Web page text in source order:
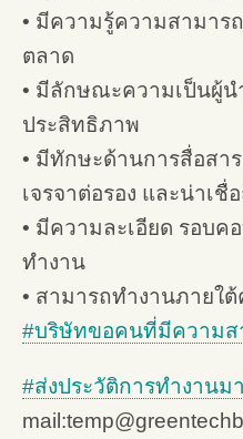
• มีความรู้ความสามาร
ตลาด
• มีลักษณะความเป็นผู้น
ประสิทธิภาพ
• มีทักษะด้านการสื่อสา
เจรจาต่อรอง และน่าเชื่
• มีความละเอียด รอบค
ทำงาน
• สามารถทำงานภายใ
#บริษัทขอคนที่มีความส
#ส่งประวัติการทำงานม